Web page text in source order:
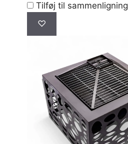
Tilføj til sammenligning
♡